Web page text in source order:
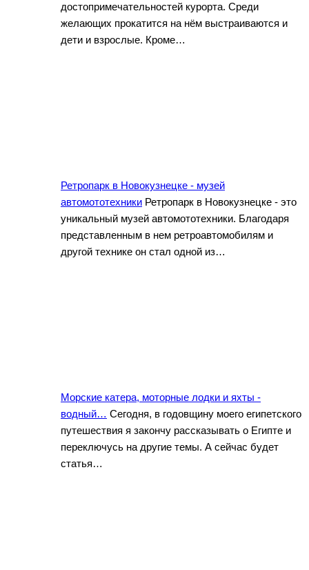
достопримечательностей курорта. Среди
желающих прокатится на нём выстраиваются и
дети и взрослые. Кроме…
Ретропарк в Новокузнецке - музей
автомототехники Ретропарк в Новокузнецке - это
уникальный музей автомототехники. Благодаря
представленным в нем ретроавтомобилям и
другой технике он стал одной из…
Морские катера, моторные лодки и яхты -
водный… Сегодня, в годовщину моего египетского
путешествия я закончу рассказывать о Египте и
переключусь на другие темы. А сейчас будет
статья…